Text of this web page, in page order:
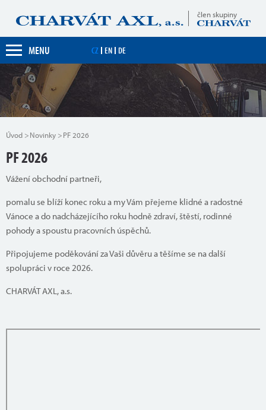
člen skupiny
MENU CZ EN DE
Úvod Novinky PF 2026
PF 2026
Vážení obchodní partneři,
pomalu se blíží konec roku a my Vám přejeme klidné a radostné
Vánoce a do nadcházejícího roku hodně zdraví, štěstí, rodinné
pohody a spoustu pracovních úspěchů.
Připojujeme poděkování za Vaši důvěru a těšíme se na další
spolupráci v roce 2026.
CHARVÁT AXL, a.s.